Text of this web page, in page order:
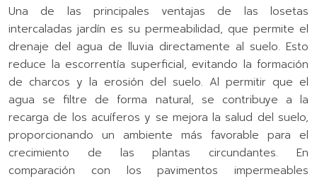
Una de las principales ventajas de las losetas
intercaladas jardín es su permeabilidad, que permite el
drenaje del agua de lluvia directamente al suelo. Esto
reduce la escorrentía superficial, evitando la formación
de charcos y la erosión del suelo. Al permitir que el
agua se filtre de forma natural, se contribuye a la
recarga de los acuíferos y se mejora la salud del suelo,
proporcionando un ambiente más favorable para el
crecimiento de las plantas circundantes. En
comparación con los pavimentos impermeables